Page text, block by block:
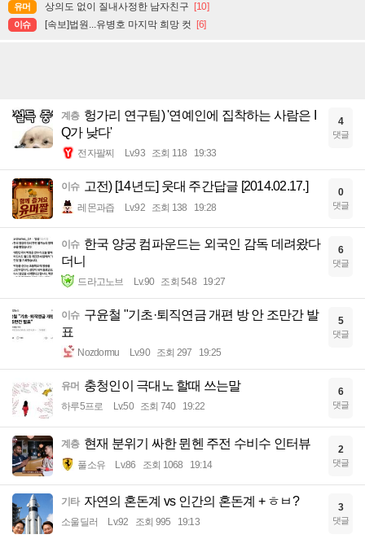
유머 상의도 없이 질내사정한 남자친구 [10]
이슈 [속보]법원...유병호 마지막 희망 컷 [6]
계층 헝가리 연구팀) '연예인에 집착하는 사람은 I
Q가 낮다'
전자팔찌 Lv.93 조회 118 19:33
4
댓글
이슈 고전) [14년도] 웃대 주간답글 [2014.02.17.]
레몬과즙 Lv.92 조회 138 19:28
0
댓글
이슈 한국 양궁 컴파운드는 외국인 감독 데려왔다
더니
드라고노브 Lv.90 조회 548 19:27
6
댓글
이슈 구윤철 "기초·퇴직연금 개편 방 안 조만간 발
표
Nozdormu Lv.90 조회 297 19:25
5
댓글
유머 충청인이 극대노 할때 쓰는말
하루5프로 Lv.50 조회 740 19:22
6
댓글
계층 현재 분위기 싸한 뮌헨 주전 수비수 인터뷰
풀소유 Lv.86 조회 1068 19:14
2
댓글
기타 자연의 혼돈계 vs 인간의 혼돈계 + ㅎㅂ?
소울딜러 Lv.92 조회 995 19:13
3
댓글